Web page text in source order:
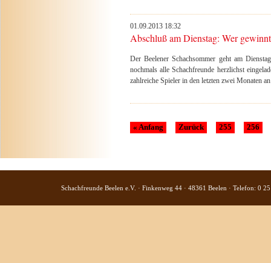
01.09.2013 18:32
Abschluß am Dienstag: Wer
Der Beelener Schachsommer geht am
nochmals alle Schachfreunde herzlichst
zahlreiche Spieler in den letzten zwei Monaten
« Anfang Zurück 255 256
Schachfreunde Beelen e.V. · Finkenweg 44 · 48361 Beelen · Telefon: 0